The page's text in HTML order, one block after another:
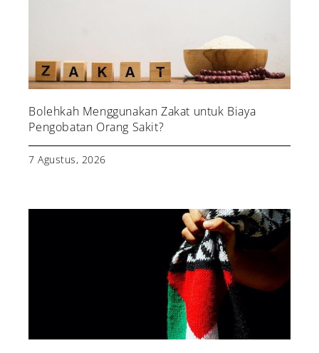
Bolehkah Menggunakan Zakat untuk Biaya
Pengobatan Orang Sakit?
7 Agustus, 2026